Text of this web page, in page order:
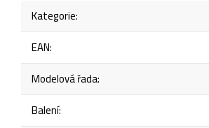
Kategorie:
EAN:
Modelová řada:
Balení: